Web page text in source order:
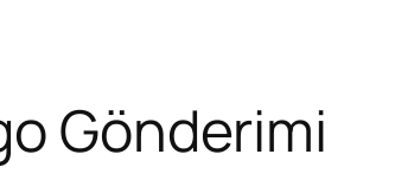
Gönderimi